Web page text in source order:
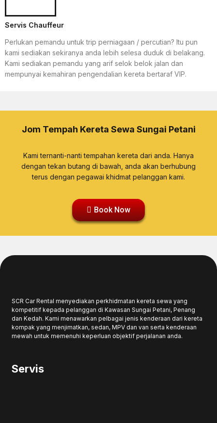
Servis Chauffeur
Perlukan pemandu untuk trip perniagaan / percutian? Itu pun
kami sediakan sekiranya anda lebih selesa duduk di belakang.
Kami sediakan pemandu yang arif selok belok jalan dan
mempunyai kemahiran pengendalian kereta bertaraf VIP.
Jom Tempah Kereta Sewa Sungai Petani
Kami ternanti-nanti tempahan kereta dari anda. Hanya
dengan tekan butang di bawah, anda akan berhubung
terus dengan pegawai khidmat pelanggan kami.
Book Now
SCR Car Rental menyediakan perkhidmatan kereta sewa yang
kompetitif kepada pelanggan di Kawasan Sungai Petani, Penang
dan Kedah. Kami menawarkan pelbagai jenis kenderaan dari kereta
kompak yang menjimatkan, sedan, MPV dan van serta kenderaan
mewah untuk memenuhi keperluan objektif perjalanan anda.
Servis